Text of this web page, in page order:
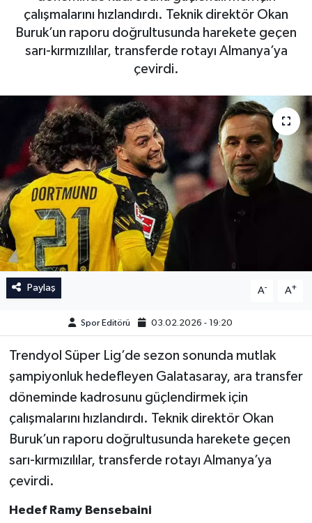
çalışmalarını hızlandırdı. Teknik direktör Okan
Buruk’un raporu doğrultusunda harekete geçen
sarı-kırmızılılar, transferde rotayı Almanya’ya
çevirdi.
Paylaş A- A+
Spor Editörü 03.02.2026 - 19:20
Trendyol Süper Lig’de sezon sonunda mutlak
şampiyonluk hedefleyen Galatasaray, ara transfer
döneminde kadrosunu güçlendirmek için
çalışmalarını hızlandırdı. Teknik direktör Okan
Buruk’un raporu doğrultusunda harekete geçen
sarı-kırmızılılar, transferde rotayı Almanya’ya
çevirdi.
Hedef Ramy Bensebaini
İngiltere Premier Lig
Almanya Bundesliga
La Liga
Serie A
İngiltere Premier Lig
Almanya Bundesliga
Serie A
Fransa Ligue 1
Eredevise
Portekiz Ligi
TFF 1.Lig
Kadınlar Basketbol Ligi
Diğer Basketbol Ligleri
Atletizm